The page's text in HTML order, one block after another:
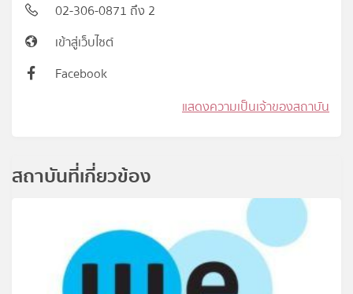
02-306-0871 ถึง 2
เข้าสู่เว็บไซต์
Facebook
แสดงความเป็นเจ้าของสถาบัน
สถาบันที่เกี่ยวข้อง